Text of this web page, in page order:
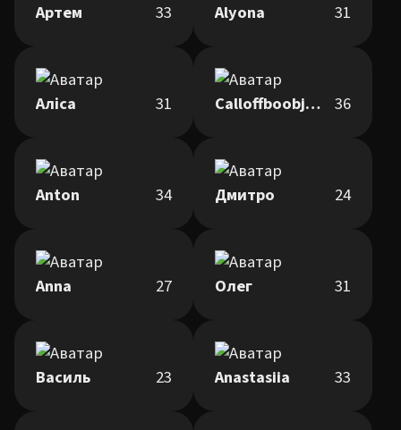
Артем 33 Alyona 31
Аліса 31 Calloffboobjans 36
Anton 34 Дмитро 24
Anna 27 Олег 31
Василь 23 Anastasiia 33